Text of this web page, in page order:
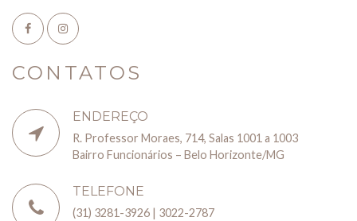
CONTATOS
ENDEREÇO
R. Professor Moraes, 714, Salas 1001 a 1003
Bairro Funcionários – Belo Horizonte/MG
TELEFONE
(31) 3281-3926 | 3022-2787